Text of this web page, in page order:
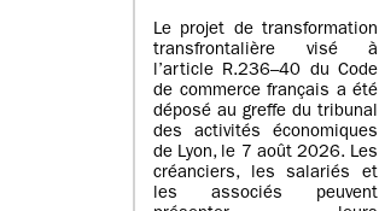
Le projet de transformation
transfrontalière visé à
l’article R.236–40 du Code
de commerce français a été
déposé au greffe du tribunal
des activités économiques
de Lyon, le 7 août 2026. Les
créanciers, les salariés et
les associés peuvent